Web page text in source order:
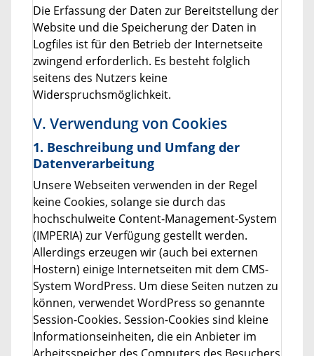
Die Erfassung der Daten zur Bereitstellung der
Website und die Speicherung der Daten in
Logfiles ist für den Betrieb der Internetseite
zwingend erforderlich. Es besteht folglich
seitens des Nutzers keine
Widerspruchsmöglichkeit.
V. Verwendung von Cookies
1. Beschreibung und Umfang der
Datenverarbeitung
Unsere Webseiten verwenden in der Regel
keine Cookies, solange sie durch das
hochschulweite Content-Management-System
(IMPERIA) zur Verfügung gestellt werden.
Allerdings erzeugen wir (auch bei externen
Hostern) einige Internetseiten mit dem CMS-
System WordPress. Um diese Seiten nutzen zu
können, verwendet WordPress so genannte
Session-Cookies. Session-Cookies sind kleine
Informationseinheiten, die ein Anbieter im